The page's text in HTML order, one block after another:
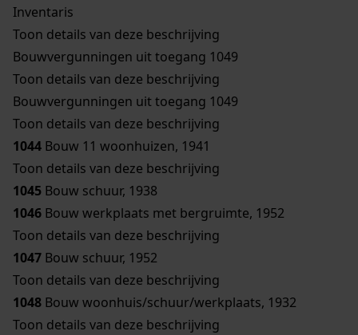
Inventaris
Toon details van deze beschrijving
Bouwvergunningen uit toegang 1049
Toon details van deze beschrijving
Bouwvergunningen uit toegang 1049
Toon details van deze beschrijving
1044 Bouw 11 woonhuizen, 1941
Toon details van deze beschrijving
1045 Bouw schuur, 1938
1046 Bouw werkplaats met bergruimte, 1952
Toon details van deze beschrijving
1047 Bouw schuur, 1952
Toon details van deze beschrijving
1048 Bouw woonhuis/schuur/werkplaats, 1932
Toon details van deze beschrijving